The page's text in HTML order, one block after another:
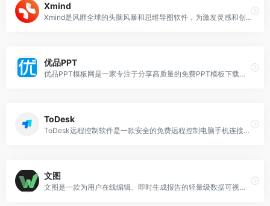
Xmind
Xmind是风靡全球的头脑风暴和思维导图软件，为激发灵感和创意而生。xmind官方支持Windows，Mac(macOS)，iOS等系统，Xmind官网可提供下载
优品PPT
优品PPT模板网是一家专注于分享高质量的免费PPT模板下载网站，包括图表、背景图片、素材、教程等各类PPT模板相关资源。优品ppt官网汇集海量精美的幻灯片模板素材
ToDesk
ToDesk远程控制软件是一款安全的免费远程控制电脑手机连接软件，可远程桌面办公，远程协助运维，采用端对端加密，让你可以随时随地访问家里或公司设备。todesk远程
文图
文图是一款为用户在线编辑、即时生成报告的轻量级数据可视化工具。文图提供海量丰富的配色方案，用作大数据分析可视化，业务报表生成，日常工作报告。用户使用文图可以快速